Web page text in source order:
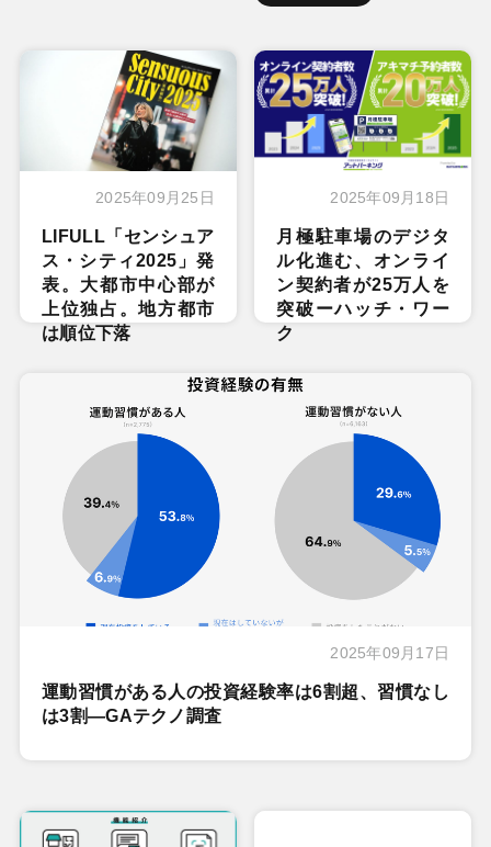
2025年09月25日
LIFULL「センシュア
ス・シティ2025」発
表。大都市中心部が
上位独占。地方都市
は順位下落
2025年09月18日
月極駐車場のデジタ
ル化進む、オンライ
ン契約者が25万人を
突破ーハッチ・ワー
ク
2025年09月17日
運動習慣がある人の投資経験率は6割超、習慣なし
は3割―GAテクノ調査